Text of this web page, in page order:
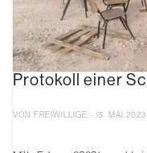
Protokoll einer
VON FREIWILLIGE - 15. MAI 2023